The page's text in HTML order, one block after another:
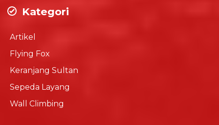
Kategori
Artikel
Flying Fox
Keranjang Sultan
Sepeda Layang
Wall Climbing